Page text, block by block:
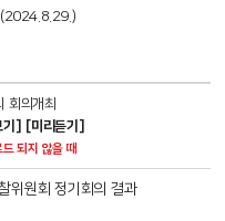
회의개최
기] [미리듣기]
되지 않을 때
위원회 정기회의 결과